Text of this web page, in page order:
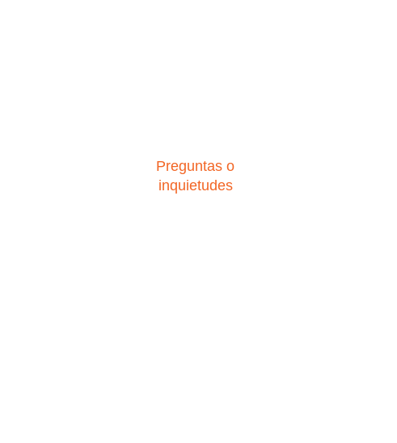
Preguntas o
inquietudes